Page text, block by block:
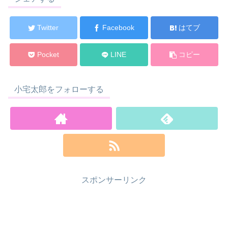
Twitter Facebook はてブ
Pocket LINE コピー
小宅太郎をフォローする
スポンサーリンク